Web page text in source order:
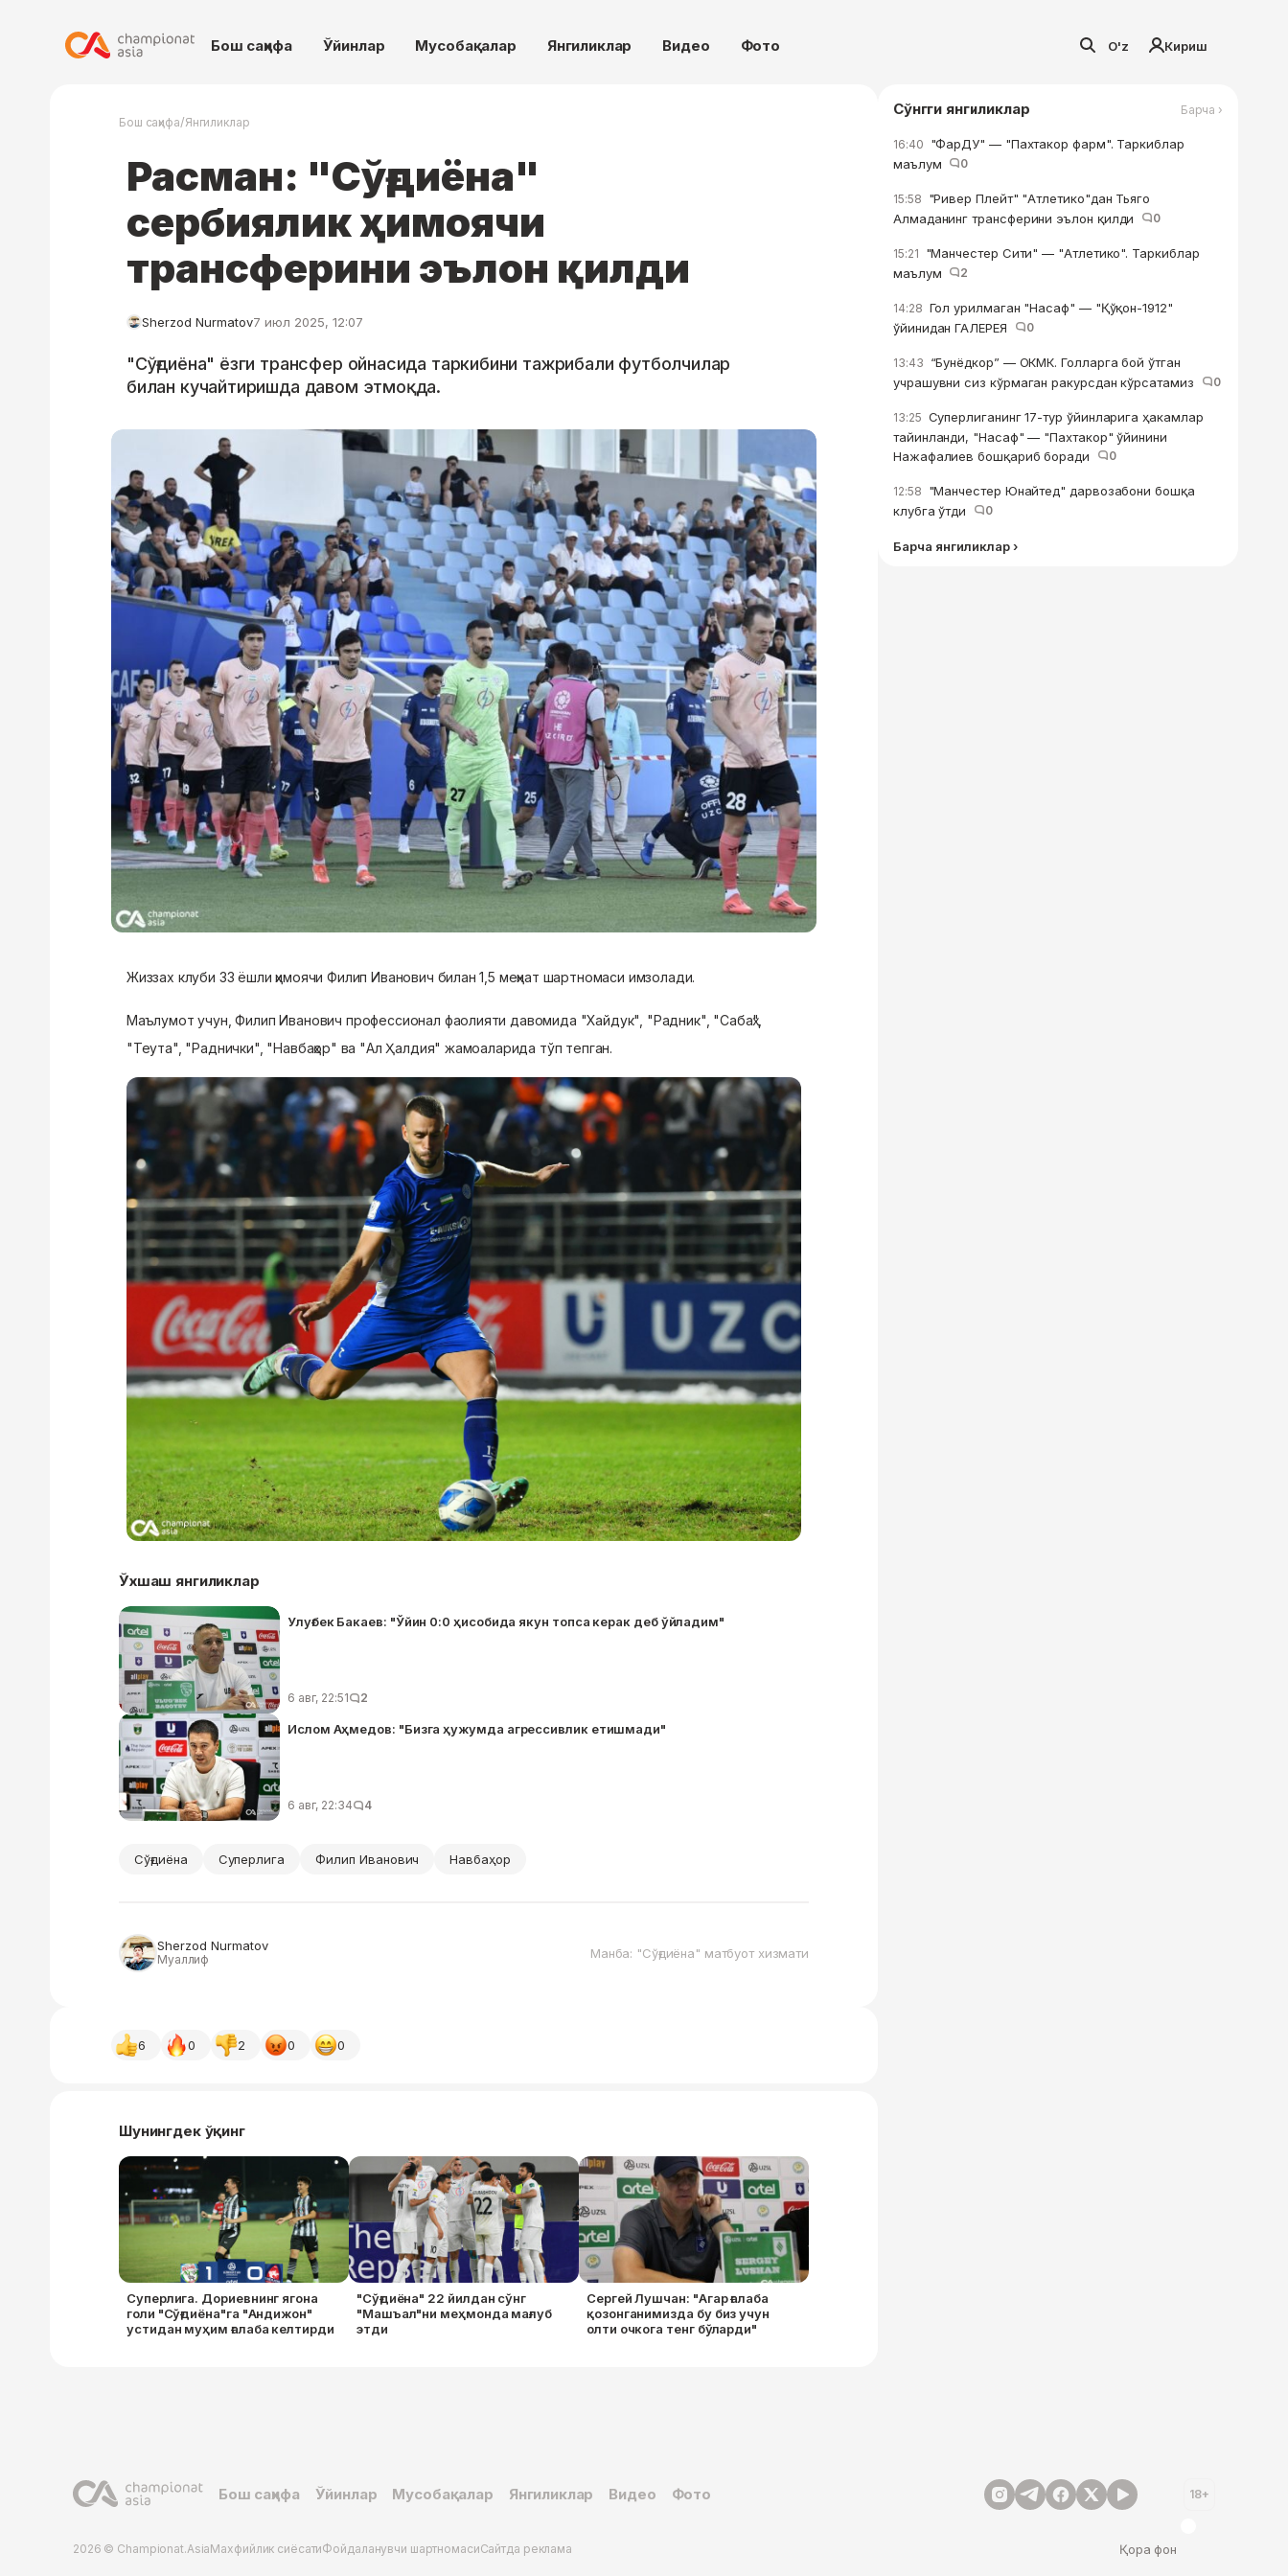
Бош саҳифа Ўйинлар Мусобақалар Янгиликлар Видео Фото O'z Кириш
Бош саҳифа/Янгиликлар
Расман: "Сўғдиёна"
сербиялик ҳимоячи
трансферини эълон қилди
Sherzod Nurmatov7 июл 2025, 12:07
"Сўғдиёна" ёзги трансфер ойнасида таркибини тажрибали футболчилар
билан кучайтиришда давом этмоқда.
Жиззах клуби 33 ёшли ҳимоячи Филип Иванович билан 1,5 меҳнат шартномаси имзолади.
Маълумот учун, Филип Иванович профессионал фаолияти давомида "Хайдук", "Радник", "Сабаҳ",
"Теута", "Раднички", "Навбаҳор" ва "Ал Ҳалдия" жамоаларида тўп тепган.
Ўхшаш янгиликлар
Улуғбек Бакаев: "Ўйин 0:0 ҳисобида якун топса керак деб ўйладим"
6 авг, 22:51 2
Ислом Аҳмедов: "Бизга ҳужумда агрессивлик етишмади"
6 авг, 22:34 4
Сўғдиёна Суперлига Филип Иванович Навбаҳор
Sherzod Nurmatov
Муаллиф Манба: "Сўғдиёна" матбуот хизмати
6 0 2 0 0
Шунингдек ўқинг
Суперлига. Дориевнинг ягона
голи "Сўғдиёна"га "Андижон"
устидан муҳим ғалаба келтирди
"Сўғдиёна" 22 йилдан сўнг
"Машъал"ни меҳмонда мағлуб
этди
Сергей Лушчан: "Агар ғалаба
қозонганимизда бу биз учун
олти очкога тенг бўларди"
Сўнгги янгиликлар Барча ›
16:40 "ФарДУ" — "Пахтакор фарм". Таркиблар
маълум
0
15:58 "Ривер Плейт" "Атлетико"дан Тьяго
Алмаданинг трансферини эълон қилди
0
15:21 "Манчестер Сити" — "Атлетико". Таркиблар
маълум
2
14:28 Гол урилмаган "Насаф" — "Қўқон-1912"
ўйинидан ГАЛЕРЕЯ
0
13:43 “Бунёдкор” — ОКМК. Голларга бой ўтган
учрашувни сиз кўрмаган ракурсдан кўрсатамиз
0
13:25 Суперлиганинг 17-тур ўйинларига ҳакамлар
тайинланди, "Насаф" — "Пахтакор" ўйинини
Нажафалиев бошқариб боради
0
12:58 "Манчестер Юнайтед" дарвозабони бошқа
клубга ўтди
0
Барча янгиликлар ›
Бош саҳифа Ўйинлар Мусобақалар Янгиликлар Видео Фото 18+
2026 © Championat.AsiaМахфийлик сиёсатиФойдаланувчи шартномасиСайтда реклама Қора фон